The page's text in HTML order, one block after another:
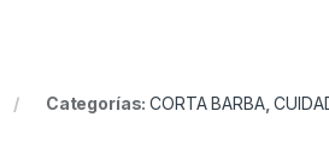
Categorías:CORTA BARBA,